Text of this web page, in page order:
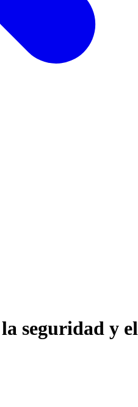
seguridad y